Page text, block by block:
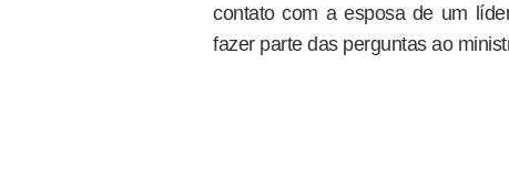
contato com a esposa de um
fazer parte das perguntas ao